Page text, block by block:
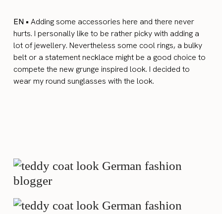
EN • Adding some accessories here and there never
hurts. I personally like to be rather picky with adding a
lot of jewellery. Nevertheless some cool rings, a bulky
belt or a statement necklace might be a good choice to
compete the new grunge inspired look. I decided to
wear my round sunglasses with the look.